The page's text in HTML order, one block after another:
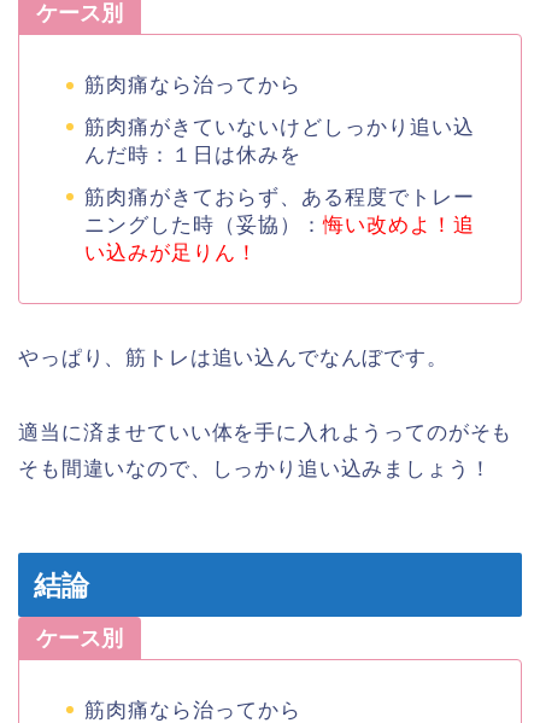
ケース別
筋肉痛なら治ってから
筋肉痛がきていないけどしっかり追い込
んだ時：１日は休みを
筋肉痛がきておらず、ある程度でトレー
ニングした時（妥協）：悔い改めよ！追
い込みが足りん！
やっぱり、筋トレは追い込んでなんぼです。
適当に済ませていい体を手に入れようってのがそも
そも間違いなので、しっかり追い込みましょう！
結論
ケース別
筋肉痛なら治ってから